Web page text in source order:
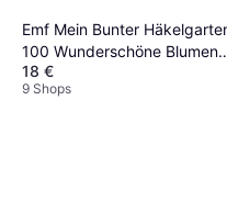
Emf Mein Bunter
100 Wunderschöne Blumen
und Blüten
18 €
9 Shops